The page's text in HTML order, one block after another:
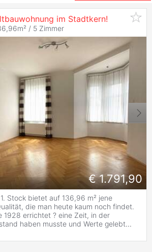
im Stadtkern!
/ 5 Zimmer
€ 1.791,90
Stock bietet auf 136,96 m² jene
die man heute kaum noch findet.
1928 errichtet ? eine Zeit, in der
haben musste und Werte gelebt...